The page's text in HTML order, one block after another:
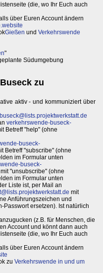
(die, wo Ihr Euch auch
über Euren Account ändern
Gießen und Verkehrswende
"
Südumgebung
zu
aktiv - und kommuniziert über
verkehrswende-buseck-
Betreff "help" (ohne
buseck-
Betreff "subscribe" (ohne
im Formular unten
buseck-
mit "unsubscribe" (ohne
im Formular unten
Liste ist, per Mail an
mit
Anführungszeichen und
Passwort ersetzen). Ist natürlich
(z.B. für Menschen, die
Account und könnt dann auch
(die, wo Ihr Euch auch
über Euren Account ändern
zu Verkehrswende in und um